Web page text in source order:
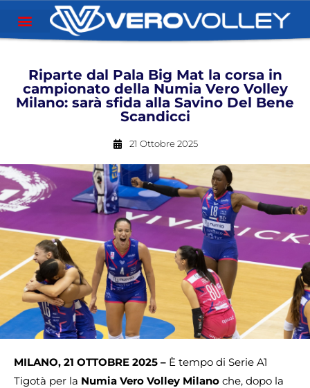
Riparte dal Pala Big Mat la corsa in
campionato della Numia Vero Volley
Milano: sarà sfida alla Savino Del Bene
Scandicci
21 Ottobre 2025
MILANO, 21 OTTOBRE 2025 – È tempo di Serie A1
Tigotà per la Numia Vero Volley Milano che, dopo la